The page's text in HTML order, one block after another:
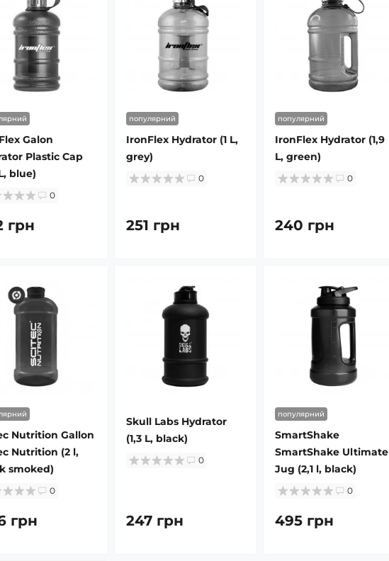
Galon
Plastic Cap
blue)
0
грн
популярний
IronFlex Hydrator (1 L,
grey)
0
251 грн
популярний
IronFlex Hydrator (1,9
L, green)
0
240 грн
Nutrition Gallon
Nutrition (2 l,
smoked)
0
грн
Skull Labs Hydrator
(1,3 L, black)
0
247 грн
популярний
SmartShake
SmartShake Ultimate
Jug (2,1 l, black)
0
495 грн